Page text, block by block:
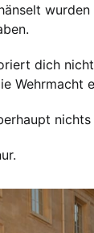
dich
Wehrmacht
nichts